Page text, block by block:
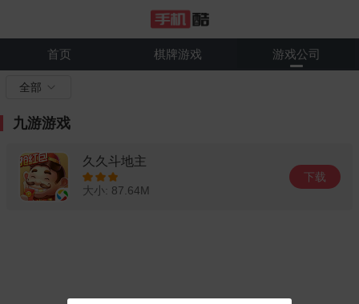
首页 棋牌游戏 游戏公司
全部
九游游戏
久久斗地主
大小: 87.64M
下载